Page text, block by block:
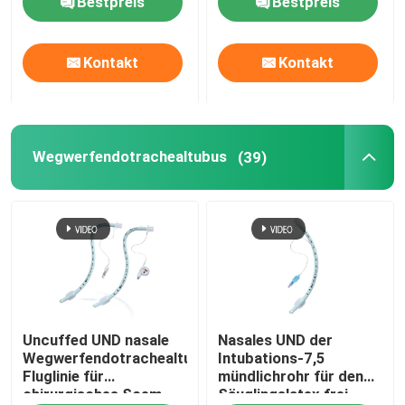
UND Rohr-Fluglinie
Nasenrachenraumfluglinien-Rohr
Wegwerfendotrachealtubus
Doppeltes Lumen-bronchiales Rohr
Fluglinien-Druck-Monitor
Stulpen-Druck-Manometer
Kontakt Kontakt
Wegwerfendotrachealtubus (39)
Uncuffed UND nasale
Wegwerfendotrachealtubus-
Fluglinie für
chirurgisches Soem
Nasales UND der
Intubations-7,5
mündlichrohr für den
Säuglingslatex frei